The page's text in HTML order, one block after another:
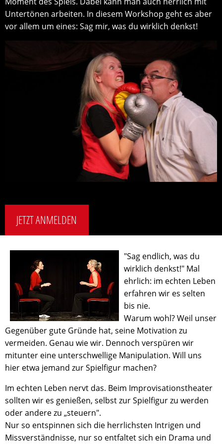
Untertönen arbeiten. In diesem Workshop geht es aber
vor allem um eines: Sag mir, was du wirklich denkst!
JETZT ANMELDEN
"Sag endlich, was du
wirklich denkst!" Mal
ehrlich: im echten Leben
erfahren wir es selten
bis nie.
Warum wohl? Weil unser
Gegenüber gute Gründe hat, seine Motivation zu
vermeiden. Genau wie wir. Dennoch verspüren wir
mitunter eine unterschwellige Manipulation. Will uns
hier etwa jemand zur Spielfigur machen?
Im echten Leben nervt das. Beim Improvisationstheater
sollten wir es genießen, selbst zur Spielfigur zu werden
oder andere zu „steuern".
Nur so entspinnen sich die herrlichsten Intrigen und
Missverständnisse, nur so entfaltet sich ein Drama und